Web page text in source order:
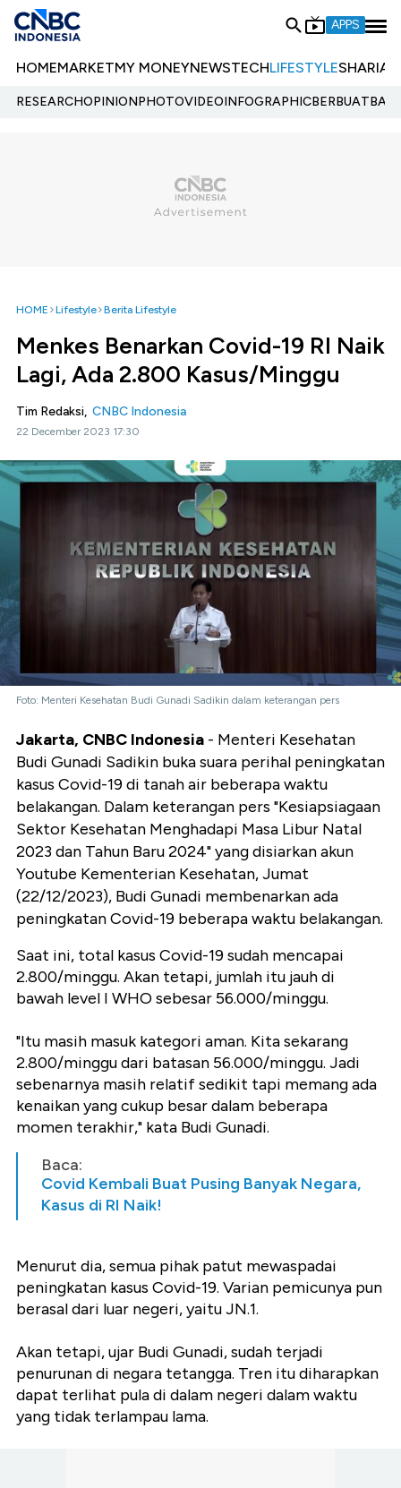
APPS
HOMEMARKETMY MONEYNEWSTECHLIFESTYLESHARIA
RESEARCHOPINIONPHOTOVIDEOINFOGRAPHIC
HOME Lifestyle Berita Lifestyle
Menkes Benarkan Covid-19 RI Naik
Lagi, Ada 2.800 Kasus/Minggu
Tim Redaksi, CNBC Indonesia
22 December 2023 17:30
Foto: Menteri Kesehatan Budi Gunadi Sadikin dalam keterangan pers
Jakarta, CNBC Indonesia - Menteri Kesehatan
Budi Gunadi Sadikin buka suara perihal peningkatan
kasus Covid-19 di tanah air beberapa waktu
belakangan. Dalam keterangan pers "Kesiapsiagaan
Sektor Kesehatan Menghadapi Masa Libur Natal
2023 dan Tahun Baru 2024" yang disiarkan akun
Youtube Kementerian Kesehatan, Jumat
(22/12/2023), Budi Gunadi membenarkan ada
peningkatan Covid-19 beberapa waktu belakangan.
Saat ini, total kasus Covid-19 sudah mencapai
2.800/minggu. Akan tetapi, jumlah itu jauh di
bawah level I WHO sebesar 56.000/minggu.
"Itu masih masuk kategori aman. Kita sekarang
2.800/minggu dari batasan 56.000/minggu. Jadi
sebenarnya masih relatif sedikit tapi memang ada
kenaikan yang cukup besar dalam beberapa
momen terakhir," kata Budi Gunadi.
Baca:
Covid Kembali Buat Pusing Banyak Negara,
Kasus di RI Naik!
Menurut dia, semua pihak patut mewaspadai
peningkatan kasus Covid-19. Varian pemicunya pun
berasal dari luar negeri, yaitu JN.1.
Akan tetapi, ujar Budi Gunadi, sudah terjadi
penurunan di negara tetangga. Tren itu diharapkan
dapat terlihat pula di dalam negeri dalam waktu
yang tidak terlampau lama.